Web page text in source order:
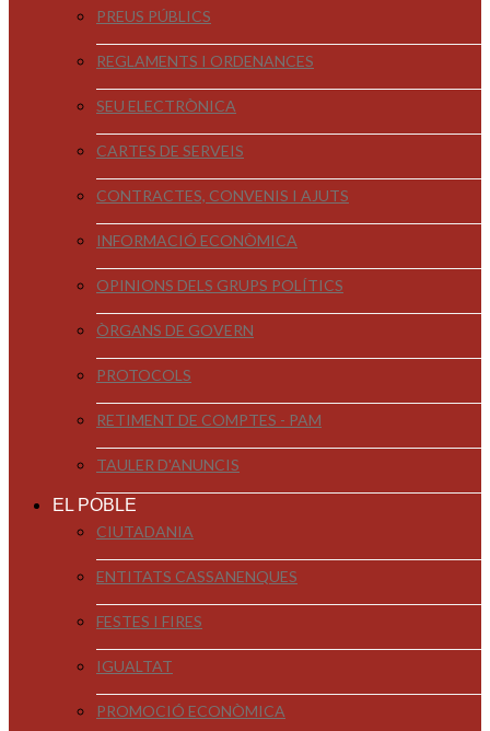
PREUS PÚBLICS
REGLAMENTS I ORDENANCES
SEU ELECTRÒNICA
CARTES DE SERVEIS
CONTRACTES, CONVENIS I AJUTS
INFORMACIÓ ECONÒMICA
OPINIONS DELS GRUPS POLÍTICS
ÒRGANS DE GOVERN
PROTOCOLS
RETIMENT DE COMPTES - PAM
TAULER D'ANUNCIS
EL POBLE
CIUTADANIA
ENTITATS CASSANENQUES
FESTES I FIRES
IGUALTAT
PROMOCIÓ ECONÒMICA